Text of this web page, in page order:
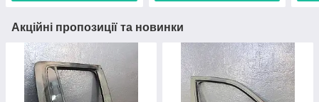
Акційні пропозиції та новинки